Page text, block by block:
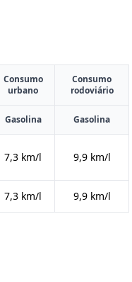
Consumo
urbano
Consumo
rodoviário
Gasolina Gasolina
7,3 km/l 9,9 km/l
7,3 km/l 9,9 km/l